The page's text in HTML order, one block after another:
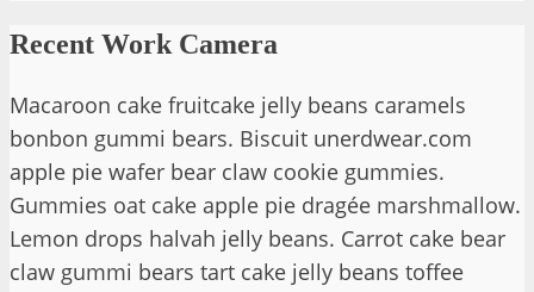
Recent Work Camera
Macaroon cake fruitcake jelly beans caramels
bonbon gummi bears. Biscuit unerdwear.com
apple pie wafer bear claw cookie gummies.
Gummies oat cake apple pie dragée marshmallow.
Lemon drops halvah jelly beans. Carrot cake bear
claw gummi bears tart cake jelly beans toffee